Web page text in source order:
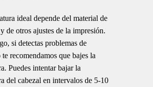
ideal depende del material de
de otros ajustes de la impresión.
si detectas problemas de
recomendamos que bajes la
Puedes intentar bajar la
del cabezal en intervalos de 5-10